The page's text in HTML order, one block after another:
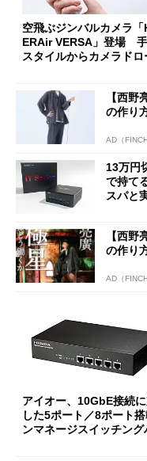
空飛ぶジンバルカメラ「
ERAir VERSA」登場
スタイルからカメラドロ
【西
の作り
AD（
13万円
で持て
スパと
【西
の作り
AD（
アイオー、10GbE接続
した5ポート／8ポート
ンマネージスイッチング